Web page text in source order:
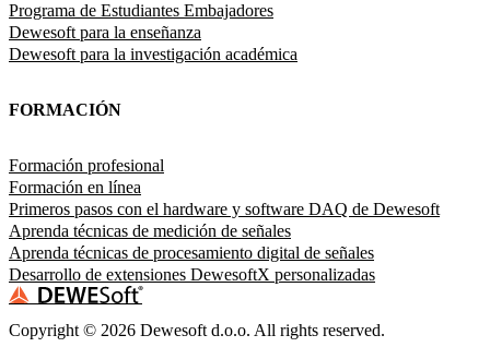
Programa de Estudiantes Embajadores
Dewesoft para la enseñanza
Dewesoft para la investigación académica
FORMACIÓN
Formación profesional
Formación en línea
Primeros pasos con el hardware y software DAQ de Dewesoft
Aprenda técnicas de medición de señales
Aprenda técnicas de procesamiento digital de señales
Desarrollo de extensiones DewesoftX personalizadas
Copyright © 2026 Dewesoft d.o.o. All rights reserved.